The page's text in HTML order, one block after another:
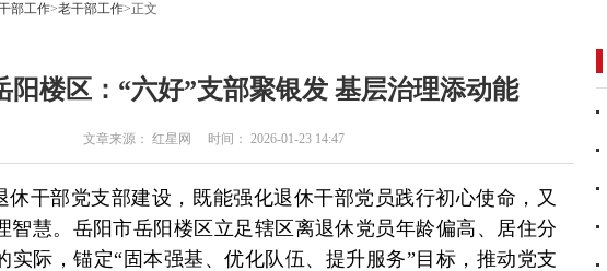
部工作>老干部工作>正文
阳楼区：“六好”支部聚银发 基层治理添动能
文章来源： 红星网 时间： 2026-01-23 14:47
休干部党支部建设，既能强化退休干部党员践行初心使命，又
智慧。岳阳市岳阳楼区立足辖区离退休党员年龄偏高、居住分
实际，锚定“固本强基、优化队伍、提升服务”目标，推动党支